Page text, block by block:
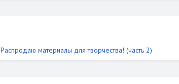
Распродаю материалы для творчества! (часть 2)